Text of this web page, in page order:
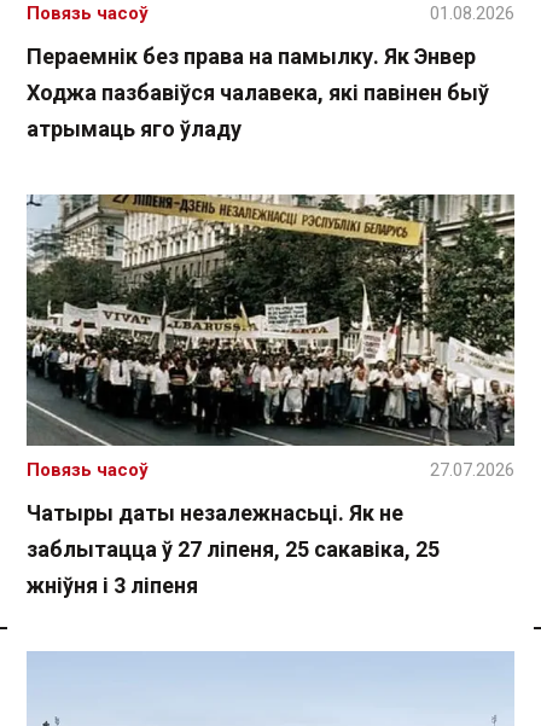
Спасылка без VPN
Пераемнік без права на памылку. Як Энвер
Ходжа пазбавіўся чалавека, які павінен быў
атрымаць яго ўладу
Повязь часоў 01.08.2026
Чатыры даты незалежнасьці. Як не
заблытацца ў 27 ліпеня, 25 сакавіка, 25
жніўня і 3 ліпеня
Повязь часоў 27.07.2026